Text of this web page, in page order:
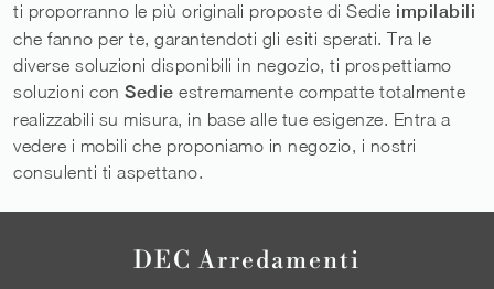
ti proporranno le più originali proposte di Sedie impilabili
che fanno per te, garantendoti gli esiti sperati. Tra le
diverse soluzioni disponibili in negozio, ti prospettiamo
soluzioni con Sedie estremamente compatte totalmente
realizzabili su misura, in base alle tue esigenze. Entra a
vedere i mobili che proponiamo in negozio, i nostri
consulenti ti aspettano.
DEC Arredamenti